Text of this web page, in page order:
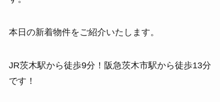
本日の新着物件をご紹介いたします。
JR茨木駅から徒歩9分！阪急茨木市駅から徒歩13分
です！